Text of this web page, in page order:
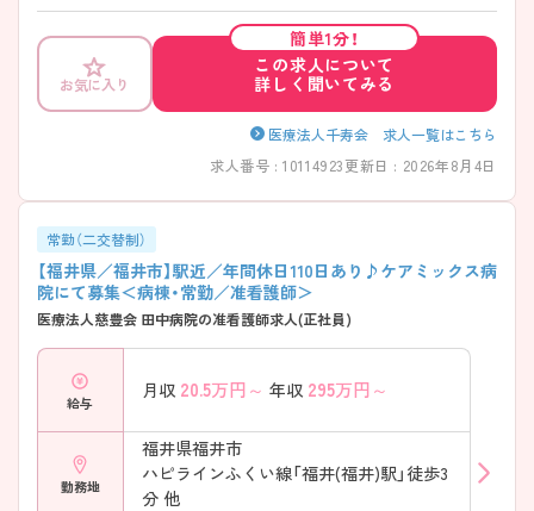
て支援金の支給や育児時短制度など子育て中の看護師でも働きやすい環
境です。 ・ご興味がございましたらぜひご相談ください。
お気に入り
簡単1分！
この求人について
詳しく聞いてみる
医療法人千寿会 求人一覧はこちら
求人番号 : 10114923更新日 : 2026年8月4日
常勤（二交替制）
【福井県／福井市】駅近／年間休日110日あり♪ケアミックス病
院にて募集＜病棟・常勤／准看護師＞
医療法人慈豊会 田中病院の准看護師求人(正社員)
給与
月収 20.5万円～ 年収 295万円～
勤務地
福井県福井市
ハピラインふくい線「福井(福井)駅」徒歩3
分 他